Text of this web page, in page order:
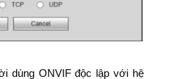
dùng ONVIF độc lập với hệ